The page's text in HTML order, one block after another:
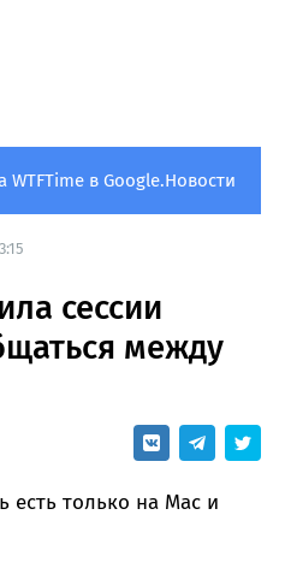
WTFTime в Google.Новости
сессии
между
есть только на Mac и